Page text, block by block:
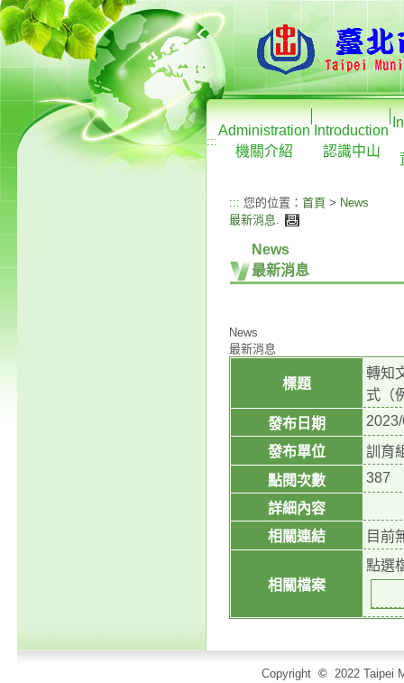
:::
Administration
機關介紹
Introduction
認識中山
::: 您的位置： 首頁 > News
最新消息.
News
最新消息
News
最新消息
標題
轉知
式（
發布日期
發布單位
訓育
點閱次數
387
詳細內容
相關連結
目前
相關檔案
點選
Copyright © 2022 Taipei